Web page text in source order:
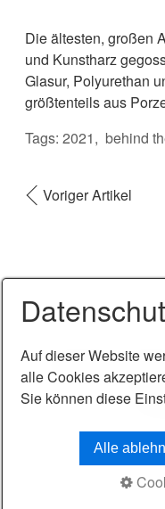
Die ältesten, großen
und Kunstharz
Glasur, Polyurethan
größtenteils aus
Tags:2021 behind
Voriger Artikel
Startseite
©
Auf dieser Website
alle Cookies
Sie können diese
Alle